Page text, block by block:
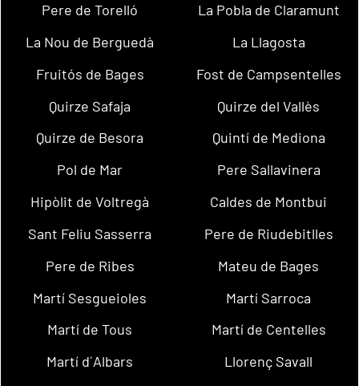
Pere de Torelló
La Pobla de Claramunt
La Nou de Berguedà
La Llagosta
Fruitós de Bages
Fost de Campsentelles
Quirze Safaja
Quirze del Vallès
Quirze de Besora
Quintí de Mediona
Pol de Mar
Pere Sallavinera
Hipòlit de Voltregà
Caldes de Montbui
Sant Feliu Sasserra
Pere de Riudebitlles
Pere de Ribes
Mateu de Bages
Martí Sesgueioles
Martí Sarroca
Martí de Tous
Martí de Centelles
Martí d´Albars
Llorenç Savall